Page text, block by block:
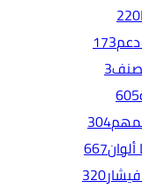
220
173
3
605
304
ألوان667
320